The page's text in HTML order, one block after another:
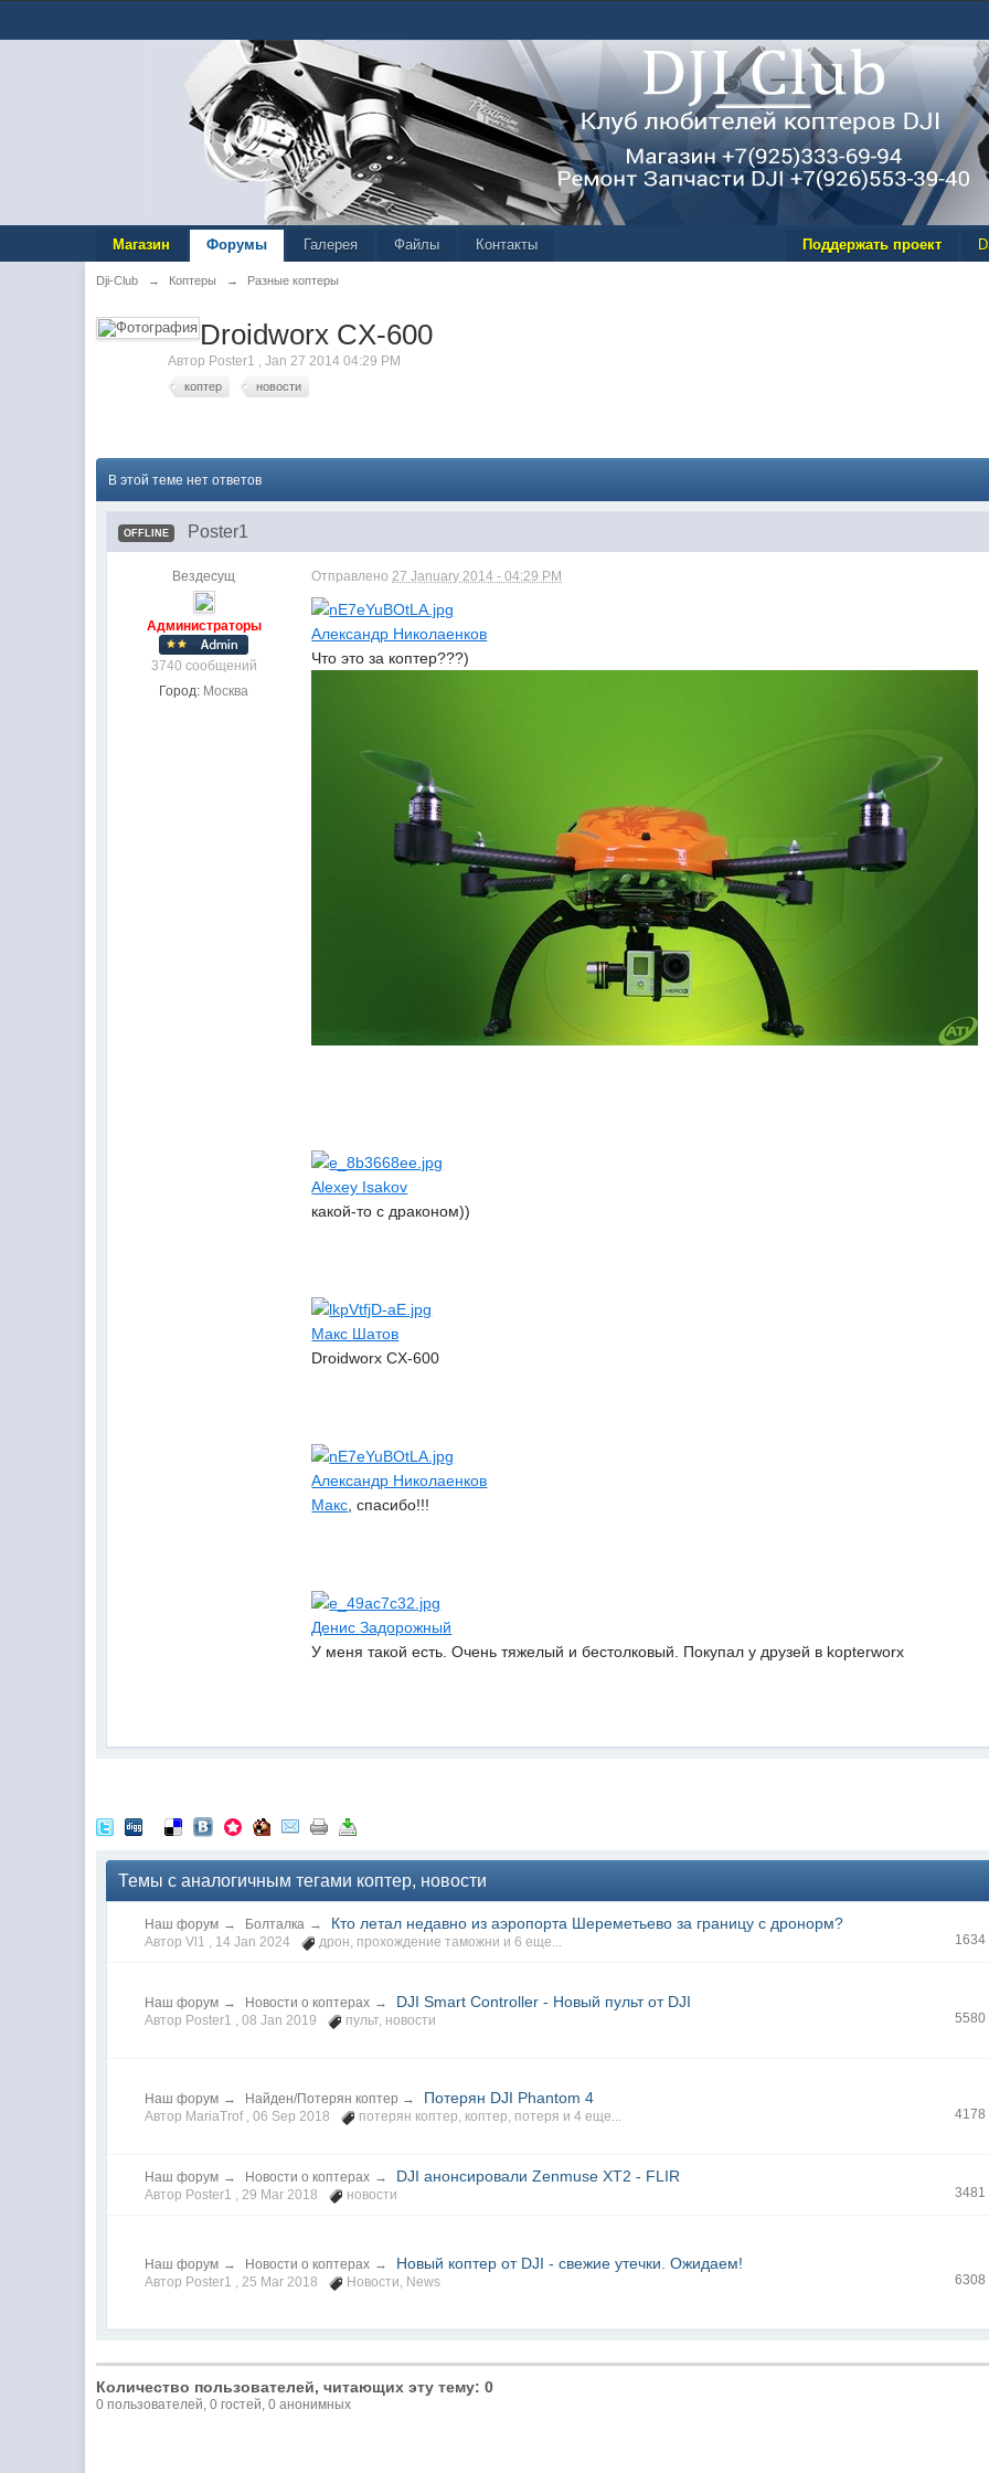
Поддержать проект
Магазин Форумы Галерея Файлы Контакты
Dji-Club → Коптеры → Разные коптеры
Droidworx CX-600
Автор Poster1 ,Jan 27 2014 04:29 PM
коптер новости
В этой теме нет ответов
OFFLINE Poster1
Вездесущ
Администраторы
3740 сообщений
Город: Москва
Отправлено27 January 2014 - 04:29 PM
Александр Николаенков
Что это за коптер???)
Alexey Isakov
какой-то с драконом))
Макс Шатов
Droidworx CX-600
Александр Николаенков
Макс , спасибо!!!
Денис Задорожный
У меня такой есть. Очень тяжелый и бестолковый. Покупал у друзей в kopterworx
Темы с аналогичным тегами коптер, новости
Наш форум → Болталка → Кто летал недавно из аэропорта Шереметьево за границу с дронорм?
Автор Vl1 , 14 Jan 2024 дрон, прохождение таможни и 6 еще...
Наш форум → Новости о коптерах → DJI Smart Controller - Новый пульт от DJI
Автор Poster1 ,08 Jan 2019 пульт, новости 5580
Наш форум → Найден/Потерян коптер → Потерян DJI Phantom 4
Автор MariaTrof ,06 Sep 2018 потерян коптер, коптер, потеря и 4 еще... 4178
Наш форум → Новости о коптерах → DJI анонсировали Zenmuse XT2 - FLIR
Автор Poster1 ,29 Mar 2018 новости 3481
Наш форум → Новости о коптерах → Новый коптер от DJI - свежие утечки. Ожидаем!
Автор Poster1 ,25 Mar 2018 Новости, News 6308
Количество пользователей, читающих эту тему: 0
0 пользователей, 0 гостей, 0 анонимных